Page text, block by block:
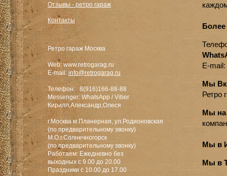
Отзывы - ретро гараж
Контакты
Ретро гараж Москва
Web: www.retrogarag.ru
E-mail:info@retrogarag.ru
Телефон: 8(916)166-88-88
Messenger: WhatsApp / Viber
Кирилл,Александр,Олеся
г.Москва м.Планерная, ул.Родионовская
(по предварительному звонку)
М.О.г.Солнечногорск
(по предварительному звонку)
Работаем: Ежедневно без
выходных с 9.00 до 20.00
Праздники с 10.00 до 17.00
Более
E-mail:
Мы
Ретро
Мы на
Мы в
Мы в